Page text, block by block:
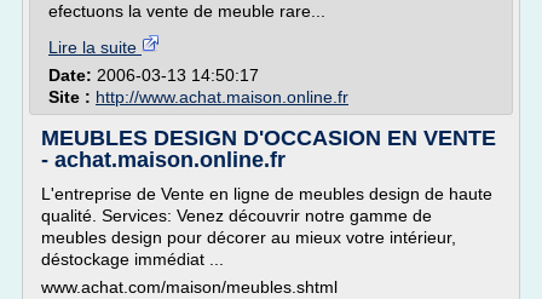
efectuons la vente de meuble rare...
Lire la suite
Date: 2006-03-13 14:50:17
Site : http://www.achat.maison.online.fr
MEUBLES DESIGN D'OCCASION EN VENTE
- achat.maison.online.fr
L'entreprise de Vente en ligne de meubles design de haute
qualité. Services: Venez découvrir notre gamme de
meubles design pour décorer au mieux votre intérieur,
déstockage immédiat ...
www.achat.com/maison/meubles.shtml